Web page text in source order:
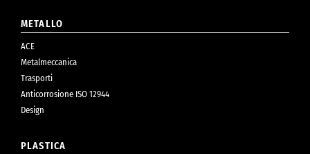
METALLO
ACE
Metalmeccanica
Trasporti
Anticorrosione ISO 12944
Design
PLASTICA